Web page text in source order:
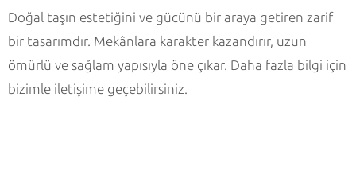
Doğal taşın estetiğini ve gücünü bir araya getiren zarif
bir tasarımdır. Mekânlara karakter kazandırır, uzun
ömürlü ve sağlam yapısıyla öne çıkar. Daha fazla bilgi için
bizimle iletişime geçebilirsiniz.